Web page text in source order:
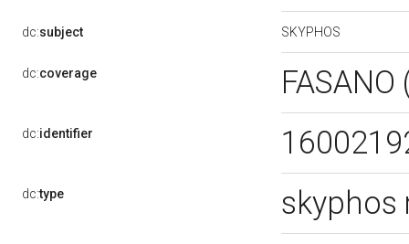
dc:subject SKYPHOS
dc:coverage
dc:identifier
dc:type skyphos